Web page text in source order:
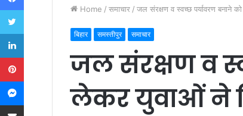
Home / समाचार / जल संरक्षण व स्वच्छ पर्यावरण बनाने
बिहार समस्तीपुर समाचार
जल संरक्षण व
लेकर युवाओं ने
Twitter
LinkedIn
Pinterest
Messenger
Share via Email